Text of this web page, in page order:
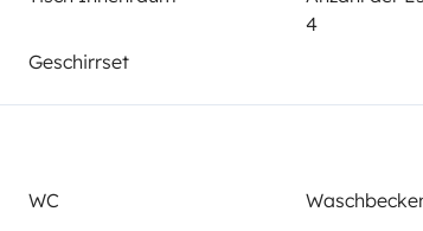
4
Geschirrset
WCHöhe